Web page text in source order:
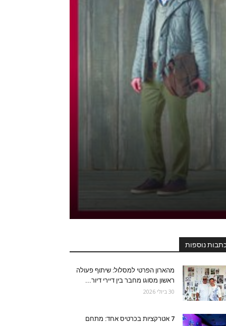
נוספות
מהארון הפרטי למסלול: שיתוף פעולה
ראשון מסוגו מחבר בין דיירי דיור...
30 ביולי 2026
7 אטרקציות בכרטיס אחד: מתחם